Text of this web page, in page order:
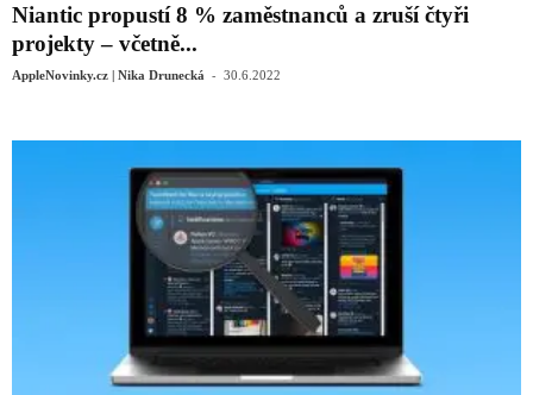
Niantic propustí 8 % zaměstnanců a zruší čtyři
projekty – včetně...
AppleNovinky.cz | Nika Drunecká - 30.6.2022